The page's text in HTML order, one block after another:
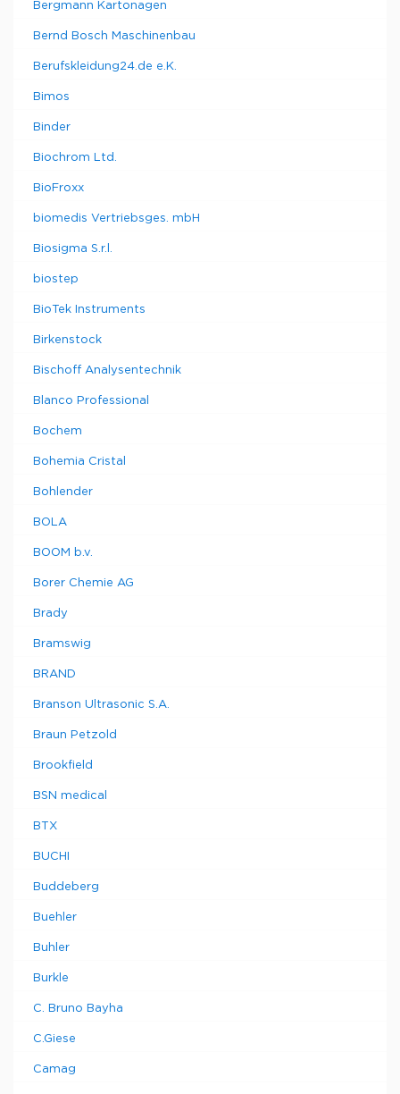
Bergmann Kartonagen
Bernd Bosch Maschinenbau
Berufskleidung24.de e.K.
Bimos
Binder
Biochrom Ltd.
BioFroxx
biomedis Vertriebsges. mbH
Biosigma S.r.l.
biostep
BioTek Instruments
Birkenstock
Bischoff Analysentechnik
Blanco Professional
Bochem
Bohemia Cristal
Bohlender
BOLA
BOOM b.v.
Borer Chemie AG
Brady
Bramswig
BRAND
Branson Ultrasonic S.A.
Braun Petzold
Brookfield
BSN medical
BTX
BUCHI
Buddeberg
Buehler
Buhler
Burkle
C. Bruno Bayha
C.Giese
Camag